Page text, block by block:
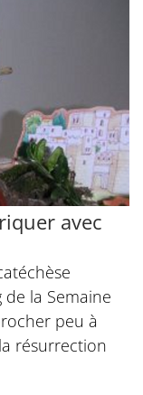
avec
la Semaine
peu à
résurrection